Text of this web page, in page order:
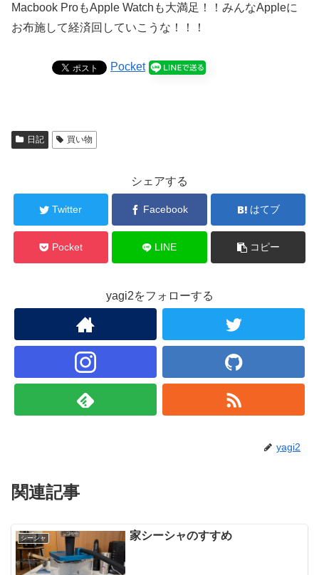
Macbook ProもApple Watchも大満足！！みんなAppleに
お布施して経済回していこうな！！！
Pocket
日記 買い物
シェアする
Twitter Facebook はてブ
Pocket LINE コピー
yagi2をフォローする
yagi2
関連記事
シーシャ 家シーシャのすすめ